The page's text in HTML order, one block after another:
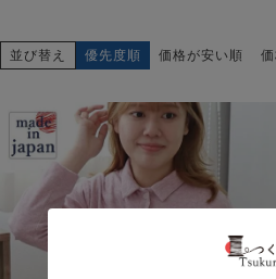
並び替え 優先度順 価格が安い順